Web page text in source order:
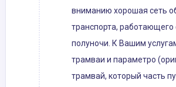
вниманию хорошая сеть
транспорта, работающего
полуночи. К Вашим
трамваи и параметро
трамвай, который часть